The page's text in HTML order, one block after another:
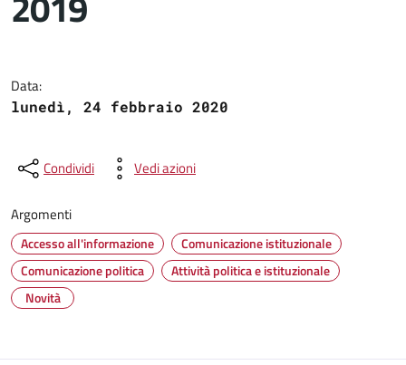
Data:
lunedì, 24 febbraio 2020
Condividi Vedi azioni
Argomenti
Accesso all'informazione
Comunicazione istituzionale
Comunicazione politica
Attività politica e istituzionale
Novità